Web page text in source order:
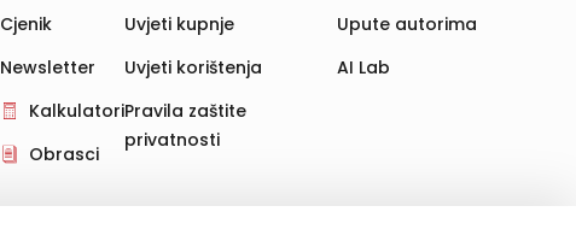
Cjenik
Newsletter
Kalkulatori
Obrasci
Uvjeti kupnje
Uvjeti korištenja
Pravila zaštite
privatnosti
Upute autorima
AI Lab